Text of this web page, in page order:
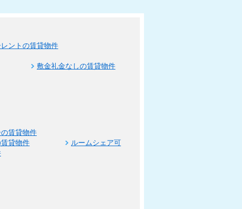
ントの賃貸物件
敷金礼金なしの賃貸物件
賃貸物件
貸物件
ルームシェア可